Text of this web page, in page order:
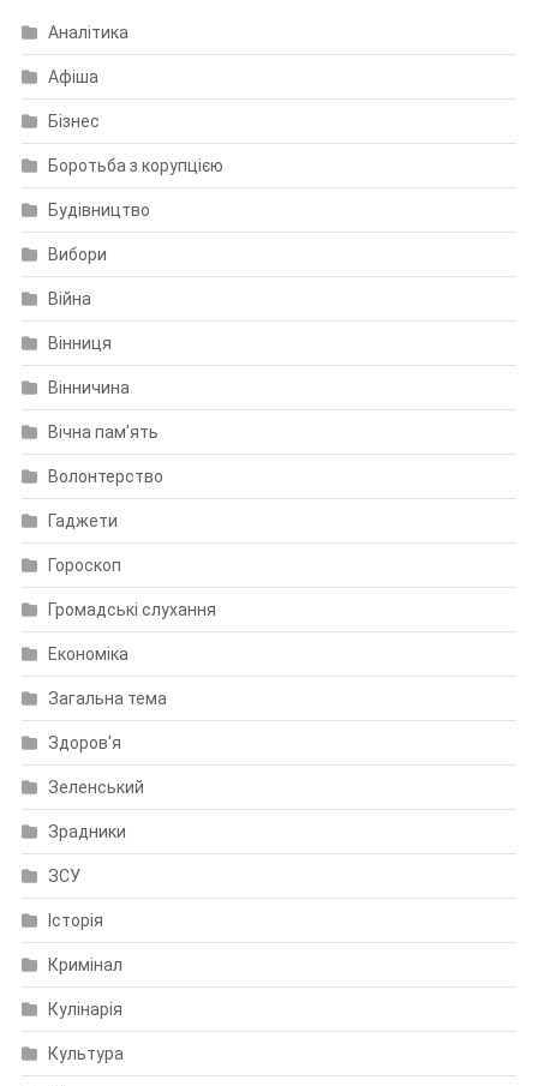
Аналітика
Афіша
Бізнес
Боротьба з корупцією
Будівництво
Вибори
Війна
Вінниця
Вінничина
Вічна пам'ять
Волонтерство
Гаджети
Гороскоп
Громадські слухання
Економіка
Загальна тема
Здоров'я
Зеленський
Зрадники
ЗСУ
Історія
Кримінал
Кулінарія
Культура